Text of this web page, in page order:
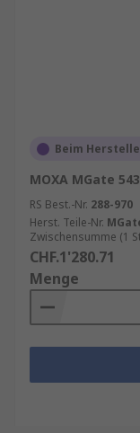
Beim
MOXA MGate
RS Best.-Nr. 288-970
Herst. Teile-Nr.
Zwischensumme (1
CHF.1'280.71
Menge